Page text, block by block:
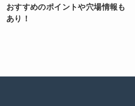
おすすめのポイントや穴場情報も
あり！